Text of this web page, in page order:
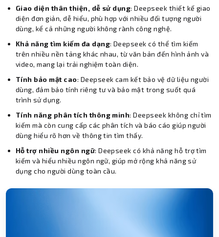
Giao diện thân thiện, dễ sử dụng: Deepseek thiết kế giao
diện đơn giản, dễ hiểu, phù hợp với nhiều đối tượng người
dùng, kể cả những người không rành công nghệ.
Khả năng tìm kiếm đa dạng: Deepseek có thể tìm kiếm
trên nhiều nền tảng khác nhau, từ văn bản đến hình ảnh và
video, mang lại trải nghiệm toàn diện.
Tính bảo mật cao: Deepseek cam kết bảo vệ dữ liệu người
dùng, đảm bảo tính riêng tư và bảo mật trong suốt quá
trình sử dụng.
Tính năng phân tích thông minh: Deepseek không chỉ tìm
kiếm mà còn cung cấp các phân tích và báo cáo giúp người
dùng hiểu rõ hơn về thông tin tìm thấy.
Hỗ trợ nhiều ngôn ngữ: Deepseek có khả năng hỗ trợ tìm
kiếm và hiểu nhiều ngôn ngữ, giúp mở rộng khả năng sử
dụng cho người dùng toàn cầu.